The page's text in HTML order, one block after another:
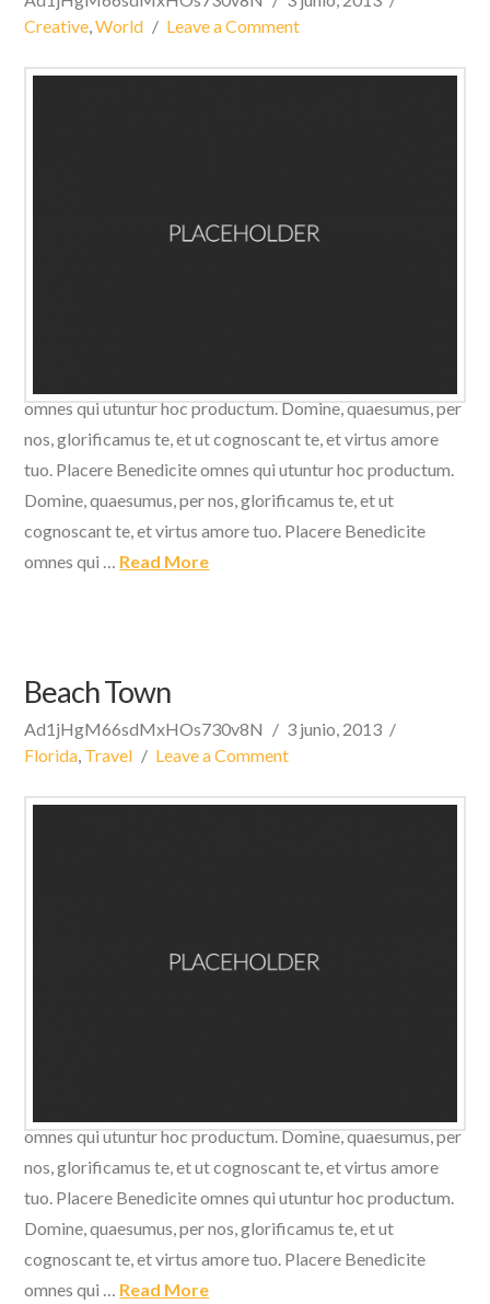
Creative,World Leave a Comment
omnes qui utuntur hoc productum. Domine, quaesumus, per
nos, glorificamus te, et ut cognoscant te, et virtus amore
tuo. Placere Benedicite omnes qui utuntur hoc productum.
Domine, quaesumus, per nos, glorificamus te, et ut
cognoscant te, et virtus amore tuo. Placere Benedicite
omnes qui … Read More
Beach Town
Ad1jHgM66sdMxHOs730v8N
3 junio, 2013
Florida Travel Leave a Comment
omnes qui utuntur hoc productum. Domine, quaesumus, per
nos, glorificamus te, et ut cognoscant te, et virtus amore
tuo. Placere Benedicite omnes qui utuntur hoc productum.
Domine, quaesumus, per nos, glorificamus te, et ut
cognoscant te, et virtus amore tuo. Placere Benedicite
omnes qui … Read More